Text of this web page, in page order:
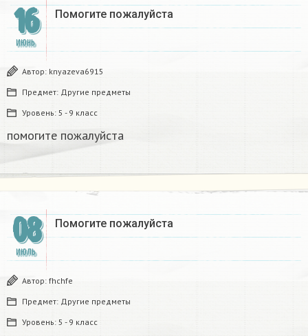
16
ИЮНЬ
Помогите пожалуйста ​
Автор: knyazeva6915
Предмет: Другие предметы
Уровень: 5 - 9 класс
помогите пожалуйста ​
08
ИЮЛЬ
Помогите пожалуйста ​
Автор: fhchfe
Предмет: Другие предметы
Уровень: 5 - 9 класс